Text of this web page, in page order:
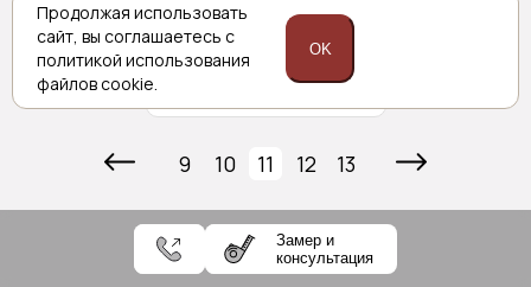
Показать ещё
9 10 11 12 13
Замер и
консультация
Продолжая использовать
сайт, вы соглашаетесь с
политикой использования
файлов cookie.
OK